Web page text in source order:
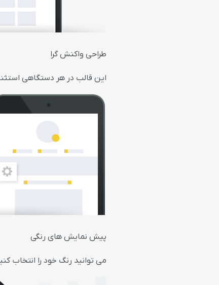
طراحی واکنش گرا
این قالب در هر دستگاهی
پیش نمایش های رنگی
می توانید رنگ خود را انتخاب